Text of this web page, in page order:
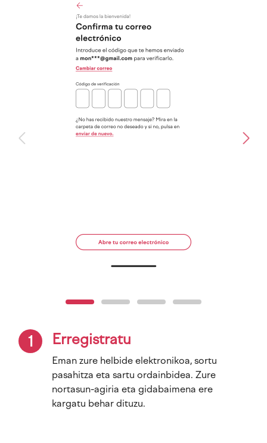
1 Erregistratu
Eman zure helbide elektronikoa, sortu
pasahitza eta sartu ordainbidea. Zure
nortasun-agiria eta gidabaimena ere
kargatu behar dituzu.